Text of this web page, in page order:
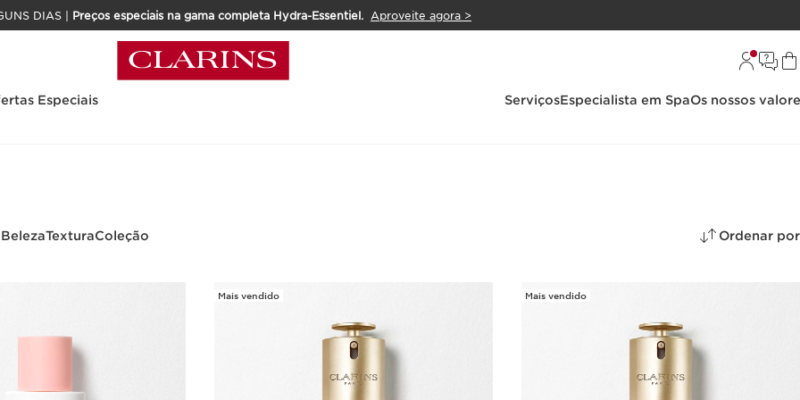
DIAS | Preços especiais na gama completa Hydra-Essentiel. Aproveite agora >
Especiais ServiçosEspecialista em SpaOs nossos
TexturaColeção Ordenar por
Mais vendido Mais vendido